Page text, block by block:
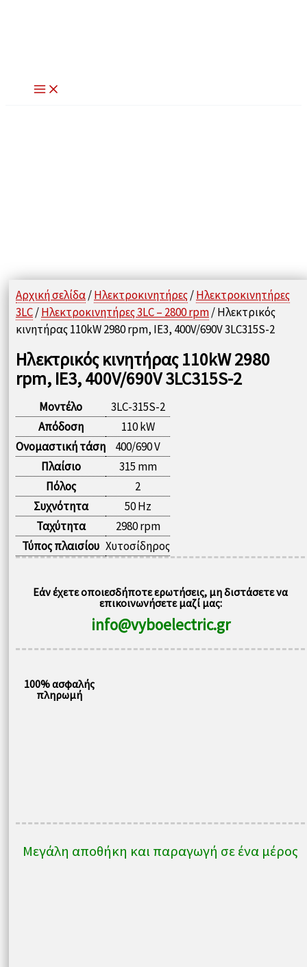
Αρχική σελίδα/Ηλεκτροκινητήρες/Ηλεκτροκινητήρες
3LC/Ηλεκτροκινητήρες 3LC – 2800 rpm/ Ηλεκτρικός
κινητήρας 110kW 2980 rpm, IE3, 400V/690V 3LC315S-2
Ηλεκτρικός κινητήρας 110kW 2980
rpm, IE3, 400V/690V 3LC315S-2
Μοντέλο
3LC-315S-2
Απόδοση
110 kW
Ονομαστική τάση
400/690 V
Πλαίσιο
315 mm
Πόλος
2
Συχνότητα
50 Hz
Ταχύτητα
2980 rpm
Τύπος πλαισίου Χυτοσίδηρος
Εάν έχετε οποιεσδήποτε ερωτήσεις, μη διστάσετε να
επικοινωνήσετε μαζί μας:
info@vyboelectric.gr
100% ασφαλής
πληρωμή
Μεγάλη αποθήκη και παραγωγή σε ένα μέρος